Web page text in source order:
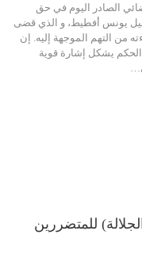
الصادر اليوم في حق
يونس أفطيط، و الذي قضى
من التهم الموجهة إليه. إن
الحكم يشكل إشارة قوية
للمتضررين